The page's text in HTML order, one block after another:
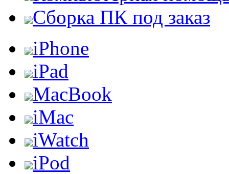
Сборка ПК под заказ
iPhone
iPad
MacBook
iMac
iWatch
iPod